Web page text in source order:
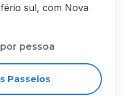
sul, com Nova
por pessoa
Passeios